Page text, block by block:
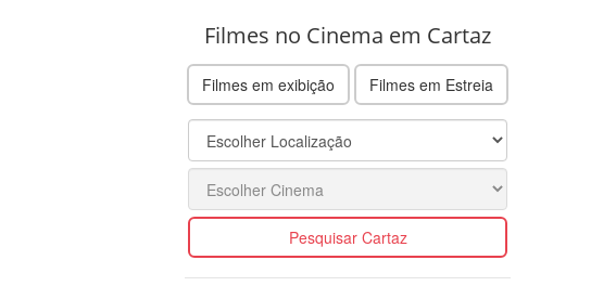
Filmes no Cinema em Cartaz
Filmes em exibição Filmes em Estreia
Pesquisar Cartaz